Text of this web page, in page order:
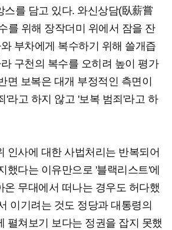
스를 담고 있다. 와신상담(臥薪嘗
를 위해 장작더미 위에서 잠을 잔
부차에게 복수하기 위해 쓸개즙
구천의 복수를 오히려 높이 평가
면 보복은 대개 부정적인 측면이
'라고 하지 않고 '보복 범죄'라고 하
인사에 대한 사법처리는 반복되어
했다는 이유만으로 '블랙리스트'에
온 무대에서 떠나는 경우도 허다했
이기려는 것도 정당과 대통령의
펼쳐보기 보다는 정권을 잡지 못했